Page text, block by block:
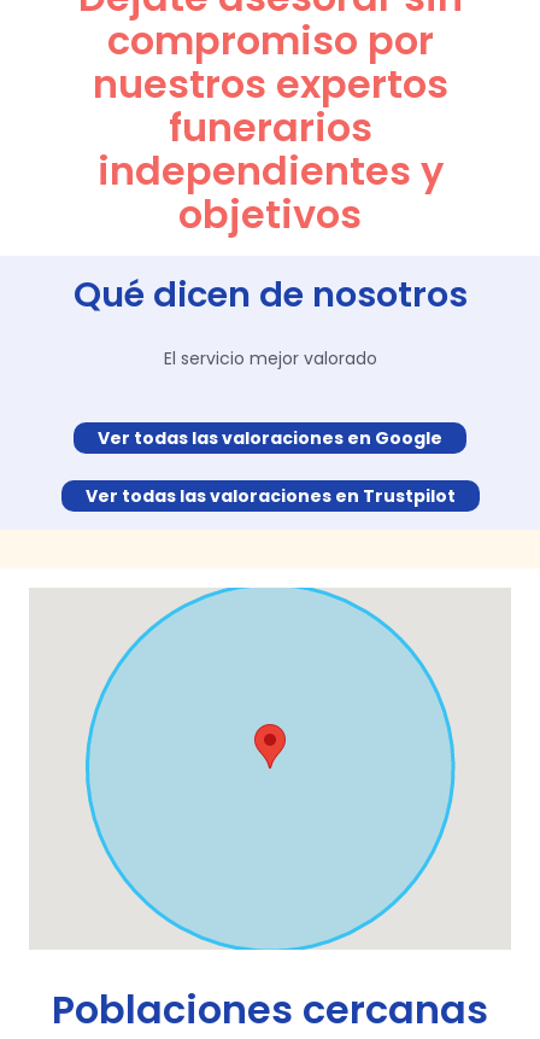
compromiso por
nuestros expertos
funerarios
independientes y
objetivos
Qué dicen de nosotros
El servicio mejor valorado
Ver todas las valoraciones en Google
Ver todas las valoraciones en Trustpilot
Poblaciones cercanas